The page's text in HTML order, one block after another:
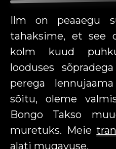
Ilm on peaaegu
tahaksime, et see
kolm kuud
looduses
perega
sõitu, oleme
Bongo Takso
muretuks. Meie
alati mugavuse.